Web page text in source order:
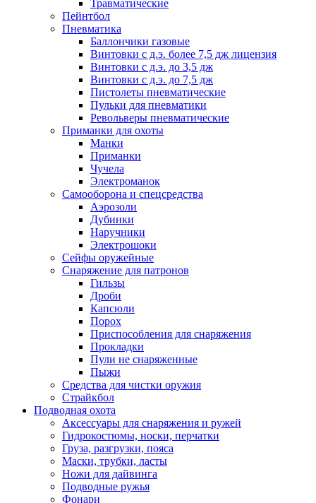
Травматические
Пейнтбол
Пневматика
Баллончики газовые
Винтовки с д.э. более 7,5 дж лицензия
Винтовки с д.э. до 3,5 дж
Винтовки с д.э. до 7,5 дж
Пистолеты пневматические
Пульки для пневматики
Револьверы пневматические
Приманки для охоты
Манки
Приманки
Чучела
Электроманок
Самооборона и спецсредства
Аэрозоли
Дубинки
Наручники
Электрошоки
Сейфы оружейные
Снаряжение для патронов
Гильзы
Дроби
Капсюли
Порох
Приспособления для снаряжения
Прокладки
Пули не снаряженные
Пыжи
Средства для чистки оружия
Страйкбол
Подводная охота
Аксессуары для снаряжения и ружей
Гидрокостюмы, носки, перчатки
Груза, разгрузки, пояса
Маски, трубки, ласты
Ножи для дайвинга
Подводные ружья
Фонари